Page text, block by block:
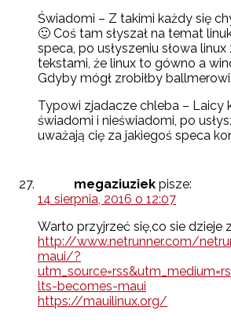
Świadomi – Z takimi każdy się
🙂 Coś tam słyszał na temat
speca, po usłyszeniu słowa
tekstami, że linux to gówno a
Gdyby mógł zrobiłby ballmerowi
Typowi zjadacze chleba – Laicy
świadomi i nieświadomi, po
uważają cię za jakiegoś speca
megaziuziek pisze:
14 sierpnia, 2016 o 12:07
Warto przyjrzeć się,co sie dzieje
http://www.netrunner.com/
maui/?
lts-becomes-maui
https://mauilinux.org/